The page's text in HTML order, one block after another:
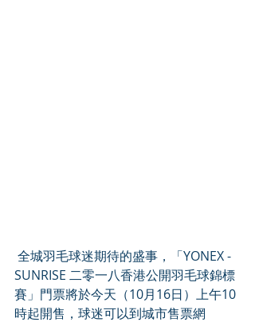
SUNRISE 二零一八香港公開羽毛球錦標
賽」門票將於今天（10月16日）上午10
時起開售，球迷可以到城市售票網